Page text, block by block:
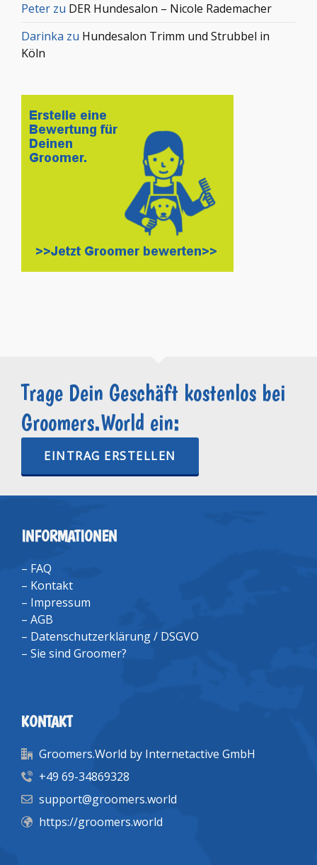
Peter zu DER Hundesalon – Nicole Rademacher
Darinka zu Hundesalon Trimm und Strubbel in
Köln
Trage Dein Geschäft kostenlos bei
Groomers.World ein:
EINTRAG ERSTELLEN
INFORMATIONEN
– FAQ
– Kontakt
– Impressum
– AGB
– Datenschutzerklärung / DSGVO
– Sie sind Groomer?
KONTAKT
Groomers.World by Internetactive GmbH
+49 69-34869328
support@groomers.world
https://groomers.world